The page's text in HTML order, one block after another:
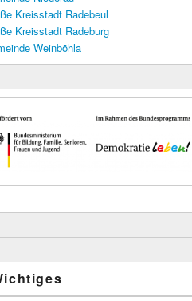
Kreisstadt Radebeul
Kreisstadt Radeburg
Weinböhla